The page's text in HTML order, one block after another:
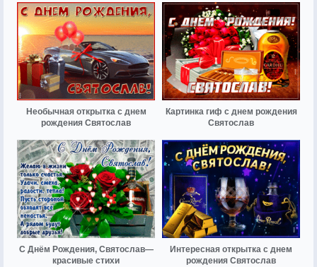
Необычная открытка с днем
рождения Святослав
Картинка гиф с днем рождения
Святослав
С Днём Рождения, Святослав—
красивые стихи
Интересная открытка с днем
рождения Святослав